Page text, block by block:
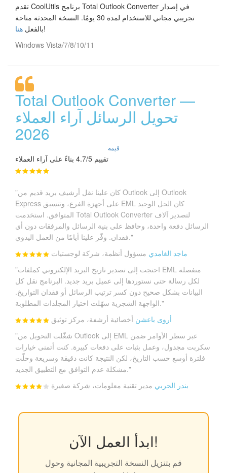
تقدم CoolUtils برنامج Total Outlook Converter في إصدار
تجريبي مجاني للاستخدام لمدة 30 يومًا. النسخة المحدثة متاحة
بالفعل هنا
!
Windows Vista/7/8/10/11
Total Outlook Converter —
تحويل الرسائل آراء العملاء
2026
قيمه
تقييم 4.7/5 بناءً على آراء العملاء
"كان علينا نقل أرشيف بريد قديم من Outlook إلى Outlook
Express على أجهزة الفرع، وتنسيق EML كان الحل الوحيد
المتوافق. استخدمت Total Outlook Converter لتصدير آلاف
الرسائل دفعة واحدة، وحافظ على بنية الرسائل والمرفقات دون أي
فقدان. وفّر علينا أيامًا من العمل اليدوي."
ماجد الغامدي مسؤول أنظمة، شركة لوجستيات
"احتجت إلى تصدير تاريخ البريد الإلكتروني كملفات EML منفصلة
لكل رسالة حتى نستوردها إلى عميل بريد جديد. البرنامج نقل كل
البيانات بشكل صحيح دون كسر ترتيب الرسائل أو فقدان التواريخ.
الواجهة الشجرية سهّلت اختيار المجلدات المطلوبة."
أروى باعشن أخصائية أرشفة، مركز توثيق
"شغّلت التحويل من Outlook إلى EML عبر سطر الأوامر ضمن
سكربت مجدول، وعمل بثبات على دفعات كبيرة. كنت أتمنى خيارات
فلترة أوسع حسب التاريخ، لكن النتيجة كانت دقيقة وسريعة وحلّت
مشكلة عدم التوافق مع التطبيق الجديد."
بندر الحربي مدير تقنية معلومات، شركة صغيرة
ابدأ العمل الآن!
قم بتنزيل النسخة التجريبية المجانية وحول